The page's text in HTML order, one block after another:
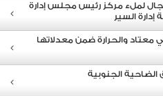
لملء مركز رئيس مجلس إدارة
إدارة السير
والحرارة ضمن معدلاتها
الجنوبية